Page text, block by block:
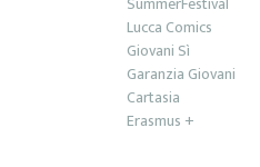
Lucca Comics
Giovani Sì
Garanzia Giovani
Cartasia
Erasmus +